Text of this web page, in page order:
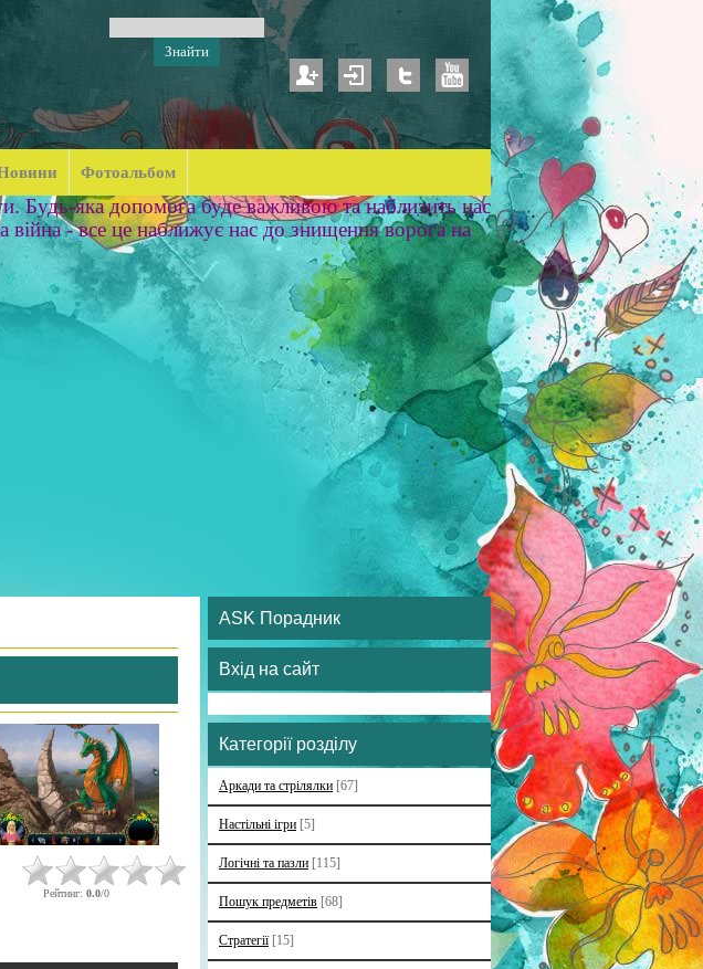
Фотоальбом
Будь-яка допомога буде важливою та наблизить нас
- все це наближує нас до знищення ворога на
Рейтинг: 0.0/0
ASK Порадник
Вхід на сайт
Категорії розділу
Аркади та стрілялки [67]
Настільні ігри [5]
Логічні та пазли [115]
Пошук предметів [68]
Стратегії [15]